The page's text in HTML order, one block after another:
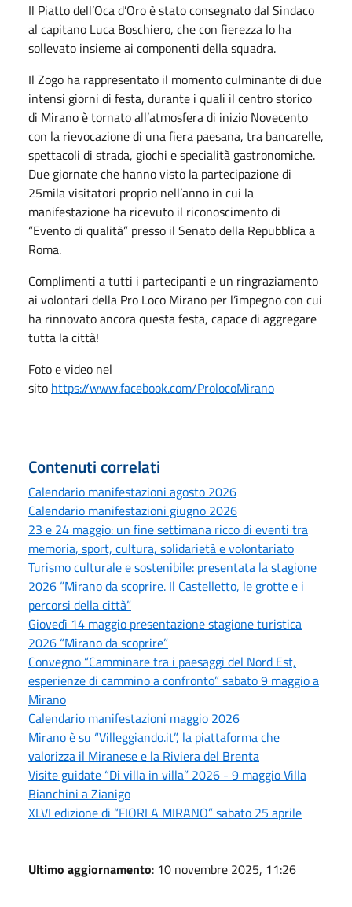
Il Piatto dell’Oca d’Oro è stato consegnato dal Sindaco
al capitano Luca Boschiero, che con fierezza lo ha
sollevato insieme ai componenti della squadra.
Il Zogo ha rappresentato il momento culminante di due
intensi giorni di festa, durante i quali il centro storico
di Mirano è tornato all’atmosfera di inizio Novecento
con la rievocazione di una fiera paesana, tra bancarelle,
spettacoli di strada, giochi e specialità gastronomiche.
Due giornate che hanno visto la partecipazione di
25mila visitatori proprio nell’anno in cui la
manifestazione ha ricevuto il riconoscimento di
“Evento di qualità” presso il Senato della Repubblica a
Roma.
Complimenti a tutti i partecipanti e un ringraziamento
ai volontari della Pro Loco Mirano per l’impegno con cui
ha rinnovato ancora questa festa, capace di aggregare
tutta la città!
Foto e video nel
sito https://www.facebook.com/ProlocoMirano
Contenuti correlati
Calendario manifestazioni agosto 2026
Calendario manifestazioni giugno 2026
23 e 24 maggio: un fine settimana ricco di eventi tra
memoria, sport, cultura, solidarietà e volontariato
Turismo culturale e sostenibile: presentata la stagione
2026 “Mirano da scoprire. Il Castelletto, le grotte e i
percorsi della città”
Giovedì 14 maggio presentazione stagione turistica
2026 “Mirano da scoprire”
Convegno “Camminare tra i paesaggi del Nord Est,
esperienze di cammino a confronto” sabato 9 maggio a
Mirano
Calendario manifestazioni maggio 2026
Mirano è su “Villeggiando.it”, la piattaforma che
valorizza il Miranese e la Riviera del Brenta
Visite guidate “Di villa in villa” 2026 - 9 maggio Villa
Bianchini a Zianigo
XLVI edizione di “FIORI A MIRANO” sabato 25 aprile
Ultimo aggiornamento: 10 novembre 2025, 11:26